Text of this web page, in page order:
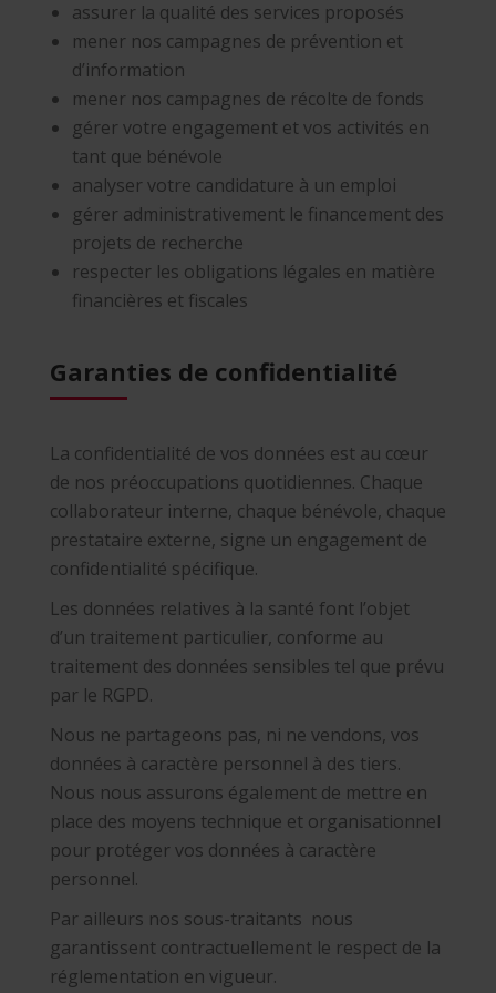
assurer la qualité des services proposés
mener nos campagnes de prévention et
d’information
mener nos campagnes de récolte de fonds
gérer votre engagement et vos activités en
tant que bénévole
analyser votre candidature à un emploi
gérer administrativement le financement des
projets de recherche
respecter les obligations légales en matière
financières et fiscales
Garanties de confidentialité
La confidentialité de vos données est au cœur
de nos préoccupations quotidiennes. Chaque
collaborateur interne, chaque bénévole, chaque
prestataire externe, signe un engagement de
confidentialité spécifique.
Les données relatives à la santé font l’objet
d’un traitement particulier, conforme au
traitement des données sensibles tel que prévu
par le RGPD.
Nous ne partageons pas, ni ne vendons, vos
données à caractère personnel à des tiers.
Nous nous assurons également de mettre en
place des moyens technique et organisationnel
pour protéger vos données à caractère
personnel.
Par ailleurs nos sous-traitants nous
garantissent contractuellement le respect de la
réglementation en vigueur.